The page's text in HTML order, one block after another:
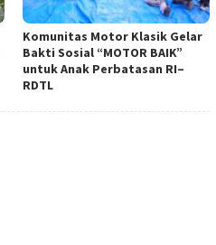
Komunitas Motor Klasik Gelar
Bakti Sosial “MOTOR BAIK”
untuk Anak Perbatasan RI–
RDTL